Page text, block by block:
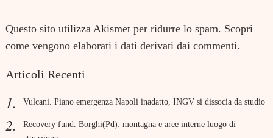
Questo sito utilizza Akismet per ridurre lo spam. Scopri
come vengono elaborati i dati derivati dai commenti.
Articoli Recenti
Vulcani. Piano emergenza Napoli inadatto, INGV si dissocia da studio
Recovery fund. Borghi(Pd): montagna e aree interne luogo di